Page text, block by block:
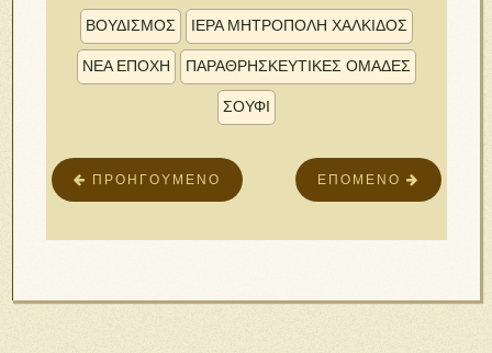
ΒΟΥΔΙΣΜΌΣ ΙΕΡΑ ΜΗΤΡΟΠΟΛΗ ΧΑΛΚΙΔΟΣ
ΝΈΑ ΕΠΟΧΉ ΠΑΡΑΘΡΗΣΚΕΥΤΙΚΕΣ ΟΜΑΔΕΣ
ΣΟΥΦΙ
ΕΠΌΜΕΝΟ
ΠΡΟΗΓΟΎΜΕΝΟ